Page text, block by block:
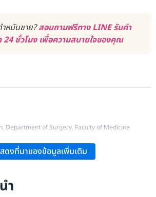
หมันชาย?สอบถามฟรีทาง LINE รับคำ
ชั่วโมง เพื่อความสบายใจของคุณ
Department of Surgery, Faculty of Medicine
าลศิริราช คณะแพทยศาสตร์ โรงพยาบาลศิริราช: “การทำหมัน
Sterilisation)”
ดงที่มาของข้อมูลเพิ่มเติม
ำ